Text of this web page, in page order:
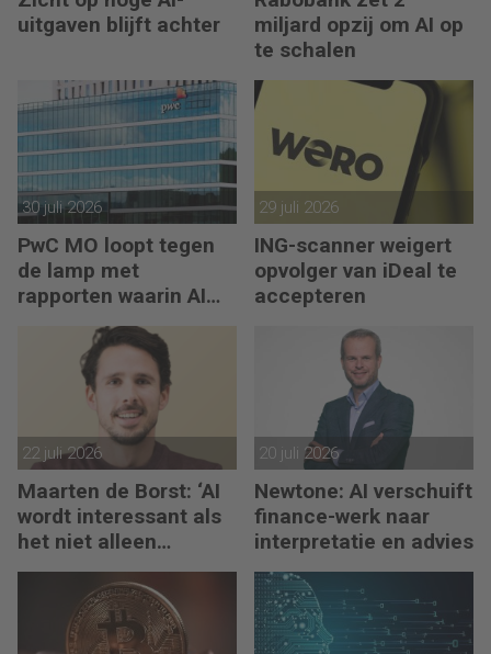
uitgaven blijft achter
miljard opzij om AI op
te schalen
30 juli 2026
PwC MO loopt tegen
de lamp met
rapporten waarin AI
erop los liegt
29 juli 2026
ING-scanner weigert
opvolger van iDeal te
accepteren
22 juli 2026
Maarten de Borst: ‘AI
wordt interessant als
het niet alleen
meedenkt, maar ook
20 juli 2026
Newtone: AI verschuift
finance-werk naar
interpretatie en advies